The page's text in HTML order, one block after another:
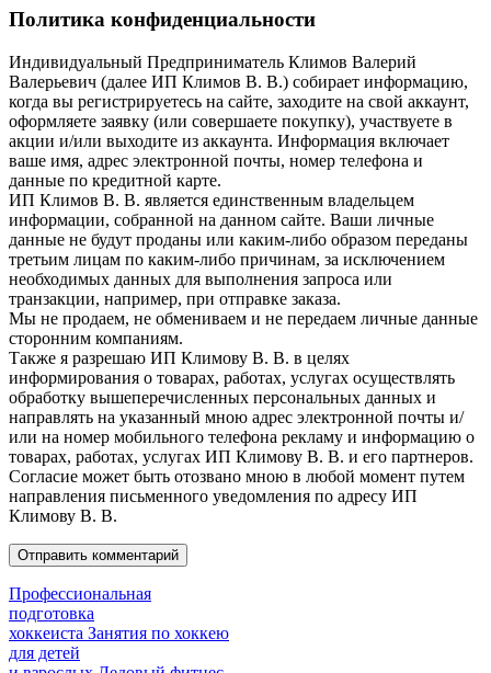
Политика конфиденциальности
Индивидуальный Предприниматель Климов Валерий
Валерьевич (далее ИП Климов В. В.) собирает информацию,
когда вы регистрируетесь на сайте, заходите на свой аккаунт,
оформляете заявку (или совершаете покупку), участвуете в
акции и/или выходите из аккаунта. Информация включает
ваше имя, адрес электронной почты, номер телефона и
данные по кредитной карте.
ИП Климов В. В. является единственным владельцем
информации, собранной на данном сайте. Ваши личные
данные не будут проданы или каким-либо образом переданы
третьим лицам по каким-либо причинам, за исключением
необходимых данных для выполнения запроса или
транзакции, например, при отправке заказа.
Мы не продаем, не обмениваем и не передаем личные данные
сторонним компаниям.
Также я разрешаю ИП Климову В. В. в целях
информирования о товарах, работах, услугах осуществлять
обработку вышеперечисленных персональных данных и
направлять на указанный мною адрес электронной почты и/
или на номер мобильного телефона рекламу и информацию о
товарах, работах, услугах ИП Климову В. В. и его партнеров.
Согласие может быть отозвано мною в любой момент путем
направления письменного уведомления по адресу ИП
Климову В. В.
Профессиональная
подготовка
хоккеиста Занятия по хоккею
для детей